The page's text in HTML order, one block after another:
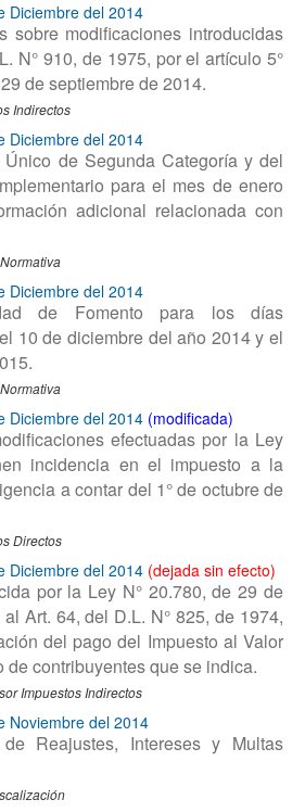
Diciembre del 2014
sobre modificaciones introducidas
N° 910, de 1975, por el artículo 5°
de septiembre de 2014.
Indirectos
Diciembre del 2014
de Segunda Categoría y del
para el mes de enero
adicional relacionada con
Diciembre del 2014
de Fomento para los días
10 de diciembre del año 2014 y el
Diciembre del 2014
efectuadas por la Ley
incidencia en el impuesto a la
a contar del 1° de octubre de
Directos
Diciembre del 2014
por la Ley N° 20.780, de 29 de
Art. 64, del D.L. N° 825, de 1974,
del pago del Impuesto al Valor
de contribuyentes que se indica.
Impuestos Indirectos
Noviembre del 2014
Reajustes, Intereses y Multas